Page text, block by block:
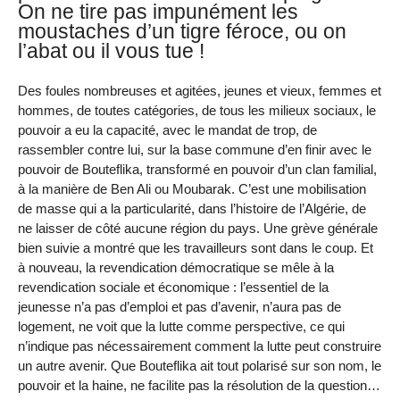
On ne tire pas impunément les
moustaches d’un tigre féroce, ou on
l’abat ou il vous tue !
Des foules nombreuses et agitées, jeunes et vieux, femmes et
hommes, de toutes catégories, de tous les milieux sociaux, le
pouvoir a eu la capacité, avec le mandat de trop, de
rassembler contre lui, sur la base commune d’en finir avec le
pouvoir de Bouteflika, transformé en pouvoir d’un clan familial,
à la manière de Ben Ali ou Moubarak. C’est une mobilisation
de masse qui a la particularité, dans l’histoire de l’Algérie, de
ne laisser de côté aucune région du pays. Une grève générale
bien suivie a montré que les travailleurs sont dans le coup. Et
à nouveau, la revendication démocratique se mêle à la
revendication sociale et économique : l’essentiel de la
jeunesse n’a pas d’emploi et pas d’avenir, n’aura pas de
logement, ne voit que la lutte comme perspective, ce qui
n’indique pas nécessairement comment la lutte peut construire
un autre avenir. Que Bouteflika ait tout polarisé sur son nom, le
pouvoir et la haine, ne facilite pas la résolution de la question…